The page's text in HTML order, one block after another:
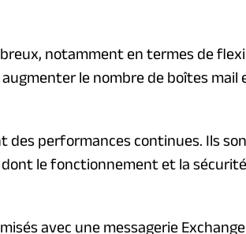
notamment en termes de
le nombre de boîtes mail
des performances continues. Ils
le fonctionnement et la
avec une messagerie Exchange